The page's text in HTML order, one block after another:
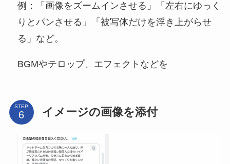
例：「画像をズームインさせる」「左右にゆっく
りとパンさせる」「被写体だけを浮き上がらせ
る」など。
BGMやテロップ、エフェクトなどを
STEP イメージの画像を添付